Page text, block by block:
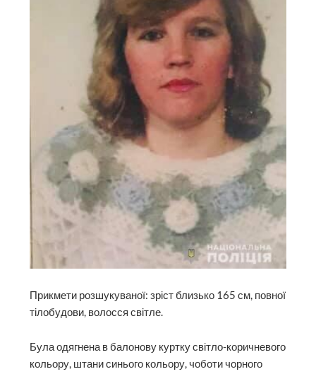
Прикмети розшукуваної: зріст близько 165 см, повної
тілобудови, волосся світле.
Була одягнена в балонову куртку світло-коричневого
кольору, штани синього кольору, чоботи чорного